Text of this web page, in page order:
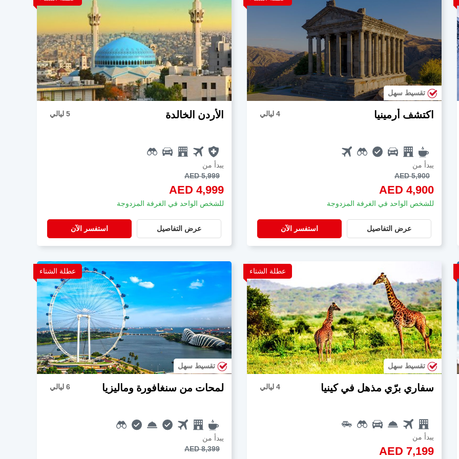
تقسيط سهل
اكتشف أرمينيا 4 ليالي
يبدأ من
AED 5,900
AED 4,900
للشخص الواحد في الغرفة المزدوجة
عرض التفاصيل استفسر الآن
الأردن الخالدة 5 ليالي
يبدأ من
AED 5,999
AED 4,999
للشخص الواحد في الغرفة المزدوجة
عرض التفاصيل استفسر الآن
عطلة الشتاء
تقسيط سهل
سفاري برّي مذهل في كينيا 4 ليالي
يبدأ من
AED 7,199
عطلة الشتاء
تقسيط سهل
لمحات من سنغافورة وماليزيا 6 ليالي
يبدأ من
AED 8,399